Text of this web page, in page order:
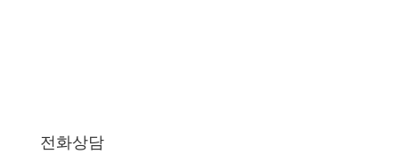
전화상담